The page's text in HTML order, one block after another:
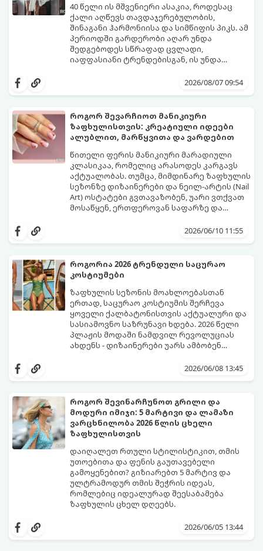
40 წელი ის მშვენიერი ასაკია, როდესაც
ქალი აღწევს თავდაჯერებულობის,
შინაგანი ჰარმონიისა და სიმწიფის პიკს. ამ
პერიოდში გარდერობი აღარ უნდა
შედგებოდეს სწრაფად ცვლადი,
იაფფასიანი ტრენდებისგან, ის უნდა
რომელიც მილიონერებსა და
წელს გადაცილებული თითოეული
ქალბატონის გარდერობში უნდა იყოს:
2026/08/07 09:54
როგორ შევარჩიოთ მანიკიური
ზაფხულისთვის: კრეატიული იდეები
ალუბლით, მარწყვითა და ვარდებით
წითელი ფერის მანიკიური მარადიული
კლასიკაა, რომელიც არასოდეს კარგავს
აქტუალობას. თუმცა, მიმდინარე ზაფხულის
სეზონზე დიზაინერები და ნეილ-არტის (Nail
Art) ოსტატები გვთავაზობენ, უარი ვთქვათ
მოსაწყენ, ერთფეროვან საფარზე და
წვნიანი და რომანტიკული განწყობა
კლასიკური ალისფერიდან დაწყებული,
ექსპერიმენტებისთვის. გაიგეთ, რომელი
სამი მთავარი პრინტი იქნება ივნისის
ყველაზე ცხელი ტრენდი ფრჩხილების
მოდაში:
2026/06/10 11:55
როგორია 2026 ტრენდული საცურაო
კოსტიუმები
ზაფხულის სეზონის მოახლოებასთან
ერთად, საცურაო კოსტიუმის შერჩევა
ყოველი ქალბატონისთვის აქტუალური და
სასიამოვნო საზრუნავი ხდება. 2026 წელი
პლაჟის მოდაში ნამდვილ რევოლუციას
ახდენს - დიზაინერები უარს ამბობენ
აქცენტს აკეთებენ კომფორტის,
გაძლევთ იყოთ მაქსიმალურად თამამი,
კომფორტულად იგრძნოთ. გაიგეთ,
რომელი საცურაო კოსტიუმები იქნება 2026
წლის ზაფხულის მთავარი ჰიტი:
2026/06/08 13:45
როგორ შევინარჩუნოთ გრილი და
მოდური იმიჯი: 5 მარტივი და ლამაზი
ვარცხნილობა 2026 წლის ცხელი
ზაფხულისთვის
დაიღალეთ რთული სტილისტიკით, თმის
უთოებითა და ფენის გაუთავებელი
გამოყენებით? გიზიარებთ 5 მარტივ და
ულტრამოდურ თმის შეჭრის იდეას,
რომლებიც იდეალურად შეესაბამება
ზაფხულის ცხელ დღეებს.
სცდება, ხოლო ჰაერის ტენიანობა პიკს
2026/06/05 13:44